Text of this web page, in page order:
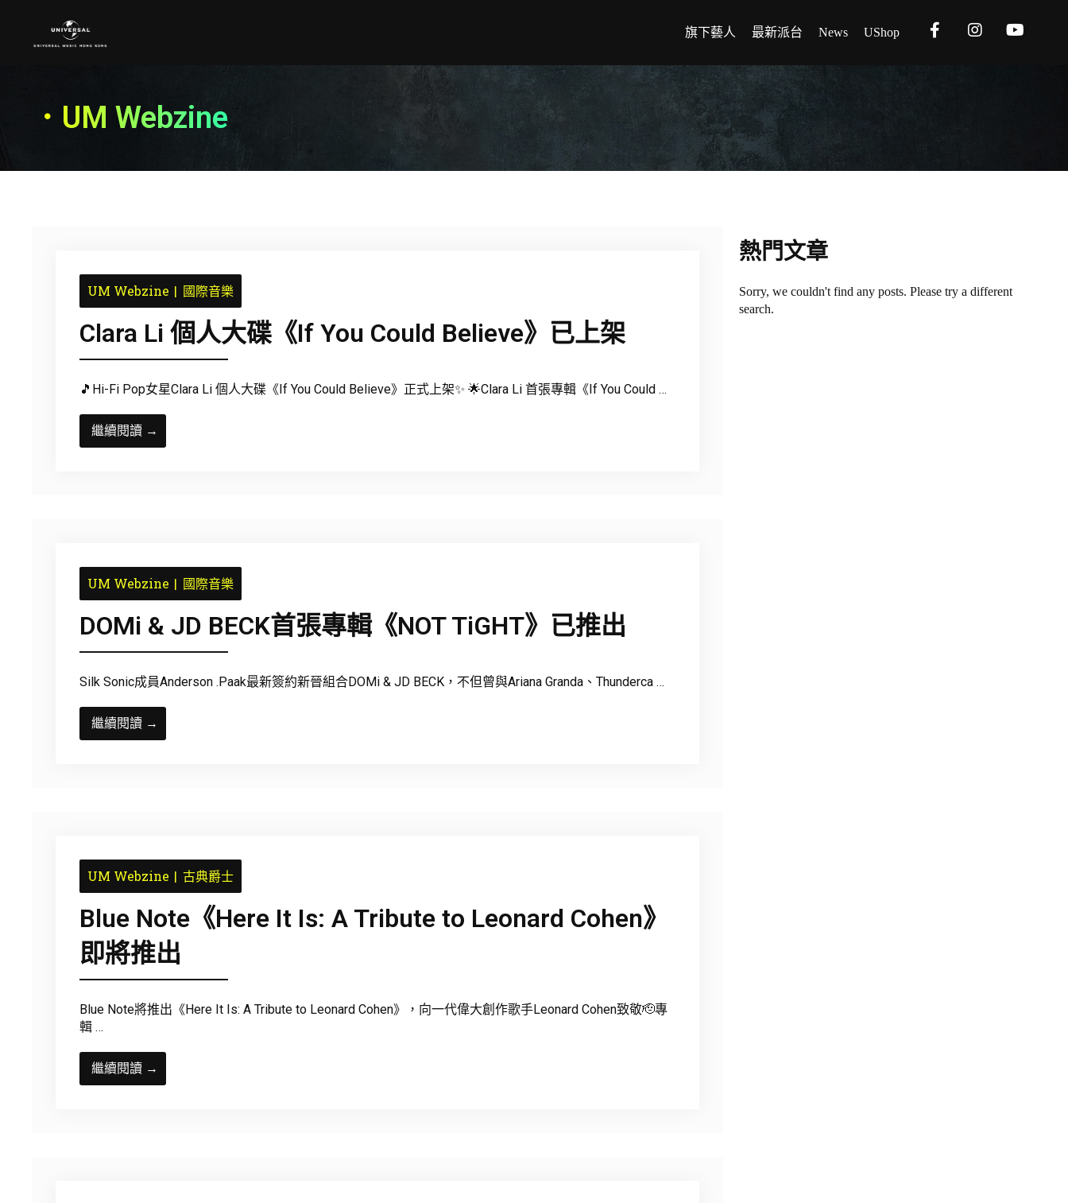
旗下藝人 最新派台 News UShop
．UM Webzine
UM Webzine 國際音樂
Clara Li 個人大碟《If You Could Believe》已上架
🎵Hi-Fi Pop女星Clara Li 個人大碟《If You Could Believe》正式上架✨ 🌟Clara Li 首張專輯《If You Could …
繼續閱讀 →
UM Webzine 國際音樂
DOMi & JD BECK首張專輯《NOT TiGHT》已推出
Silk Sonic成員Anderson .Paak最新簽約新晉組合DOMi & JD BECK，不但曾與Ariana Granda、Thunderca …
繼續閱讀 →
UM Webzine 古典爵士
Blue Note《Here It Is: A Tribute to Leonard Cohen》
即將推出
Blue Note將推出《Here It Is: A Tribute to Leonard Cohen》，向一代偉大創作歌手Leonard Cohen致敬🫡專
輯 …
繼續閱讀 →
熱門文章
Sorry, we couldn't find any posts. Please try a different
search.